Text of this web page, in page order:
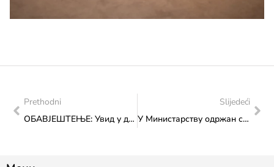
Prethodni
ОБАВЈЕШТЕЊЕ: Увид у документацију по Закону о слободи приступа информацијама, 18. 7. 2025.
Slijedeći
У Министарству одржан састанак с представником удружења Артикулација